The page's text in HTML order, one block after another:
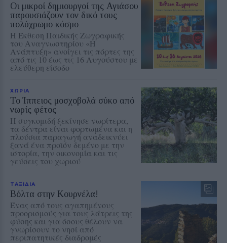
Οι μικροί δημιουργοί της Αγιάσου
παρουσιάζουν τον δικό τους
πολύχρωμο κόσμο
Η Έκθεση Παιδικής Ζωγραφικής
του Αναγνωστηρίου «Η
Ανάπτυξη» ανοίγει τις πόρτες της
από τις 10 έως τις 16 Αυγούστου με
ελεύθερη είσοδο
ΧΩΡΙΑ
Το Ίππειος μοσχοβολά σύκο από
νωρίς φέτος
Η συγκομιδή ξεκίνησε νωρίτερα,
τα δέντρα είναι φορτωμένα και η
πλούσια παραγωγή αναδεικνύει
ξανά ένα προϊόν δεμένο με την
ιστορία, την οικονομία και τις
γεύσεις του χωριού
ΤΑΞΙΔΙΑ
Βόλτα στην Κουρνέλα!
Ένας από τους αγαπημένους
προορισμούς για τους λάτρεις της
φύσης και για όσους θέλουν να
γνωρίσουν το νησί από
περιπατητικές διαδρομές